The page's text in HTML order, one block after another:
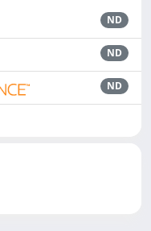
ND
ND
ND